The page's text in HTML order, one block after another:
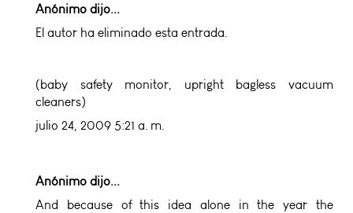
Anónimo dijo...
El autor ha eliminado esta entrada.
(baby safety monitor, upright bagless vacuum
cleaners)
julio 24, 2009 5:21 a. m.
Anónimo dijo...
And because of this idea alone in the year the